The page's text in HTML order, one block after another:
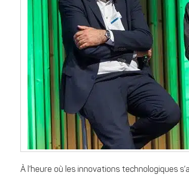
À l’heure où les innovations technologiques